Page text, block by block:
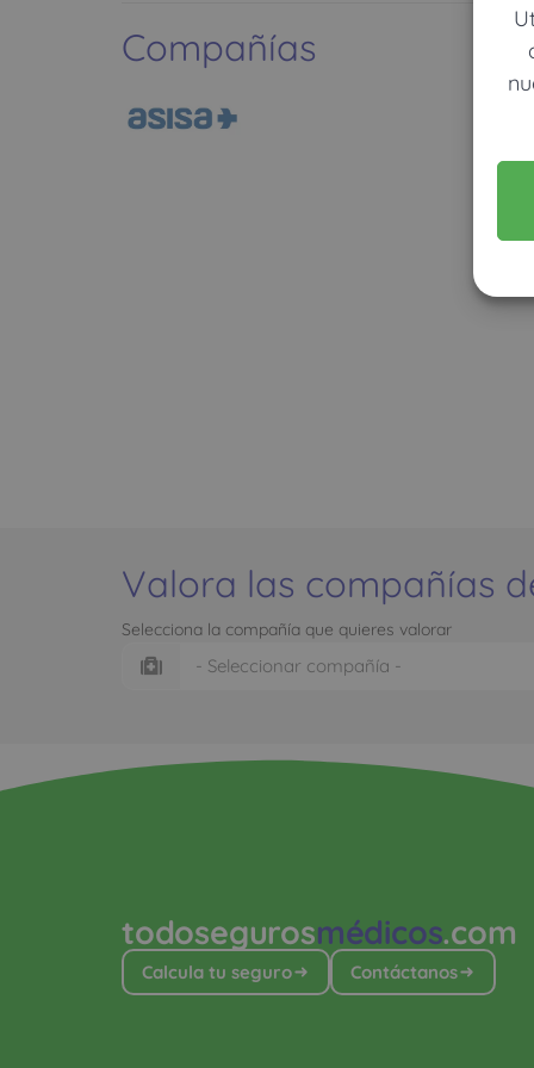
Compañías
Valora las compañías
Selecciona la compañía que quieres valorar
todosegurosmédicos.com
Calcula tu seguro Contáctanos